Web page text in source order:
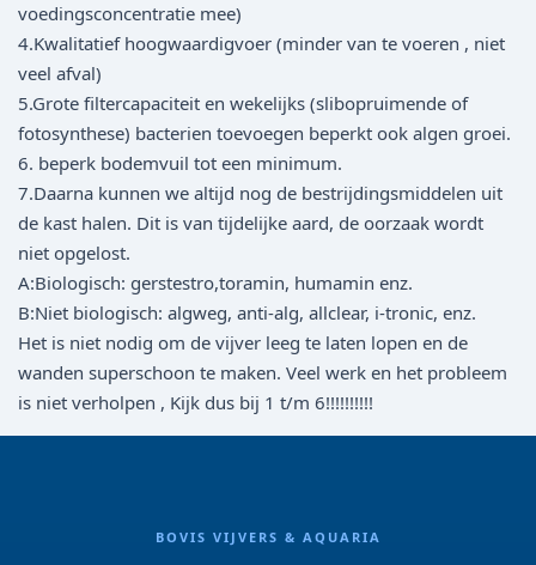
voedingsconcentratie mee)
4.Kwalitatief hoogwaardigvoer (minder van te voeren , niet
veel afval)
5.Grote filtercapaciteit en wekelijks (slibopruimende of
fotosynthese) bacterien toevoegen beperkt ook algen groei.
6. beperk bodemvuil tot een minimum.
7.Daarna kunnen we altijd nog de bestrijdingsmiddelen uit
de kast halen. Dit is van tijdelijke aard, de oorzaak wordt
niet opgelost.
A:Biologisch: gerstestro,toramin, humamin enz.
B:Niet biologisch: algweg, anti-alg, allclear, i-tronic, enz.
Het is niet nodig om de vijver leeg te laten lopen en de
wanden superschoon te maken. Veel werk en het probleem
is niet verholpen , Kijk dus bij 1 t/m 6!!!!!!!!!!
BOVIS VIJVERS & AQUARIA